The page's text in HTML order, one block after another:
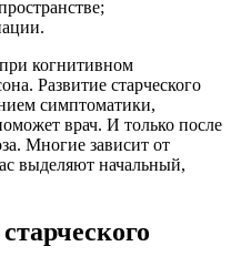
когнитивном
Развитие старческого
симптоматики,
врач. И только после
Многие зависит от
выделяют начальный,